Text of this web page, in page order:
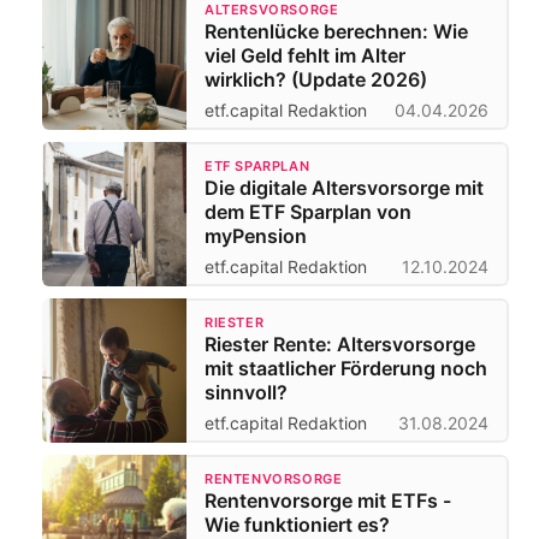
ALTERSVORSORGE
Rentenlücke berechnen: Wie
viel Geld fehlt im Alter
wirklich? (Update 2026)
etf.capital Redaktion 04.04.2026
ETF SPARPLAN
Die digitale Altersvorsorge mit
dem ETF Sparplan von
myPension
etf.capital Redaktion 12.10.2024
RIESTER
Riester Rente: Altersvorsorge
mit staatlicher Förderung noch
sinnvoll?
etf.capital Redaktion 31.08.2024
RENTENVORSORGE
Rentenvorsorge mit ETFs -
Wie funktioniert es?